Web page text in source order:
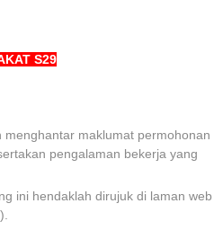
S29
maklumat permohonan
pengalaman bekerja yang
ini hendaklah dirujuk di laman web